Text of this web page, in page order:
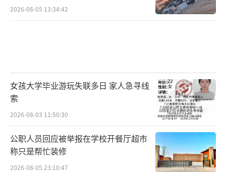
2026-08-05 13:34:42
女孩大学毕业游玩失联多日 家人急寻线
索
2026-08-03 11:50:30
公职人员回应被举报在学校开餐厅超市
称只是帮忙装修
2026-08-05 23:10:47